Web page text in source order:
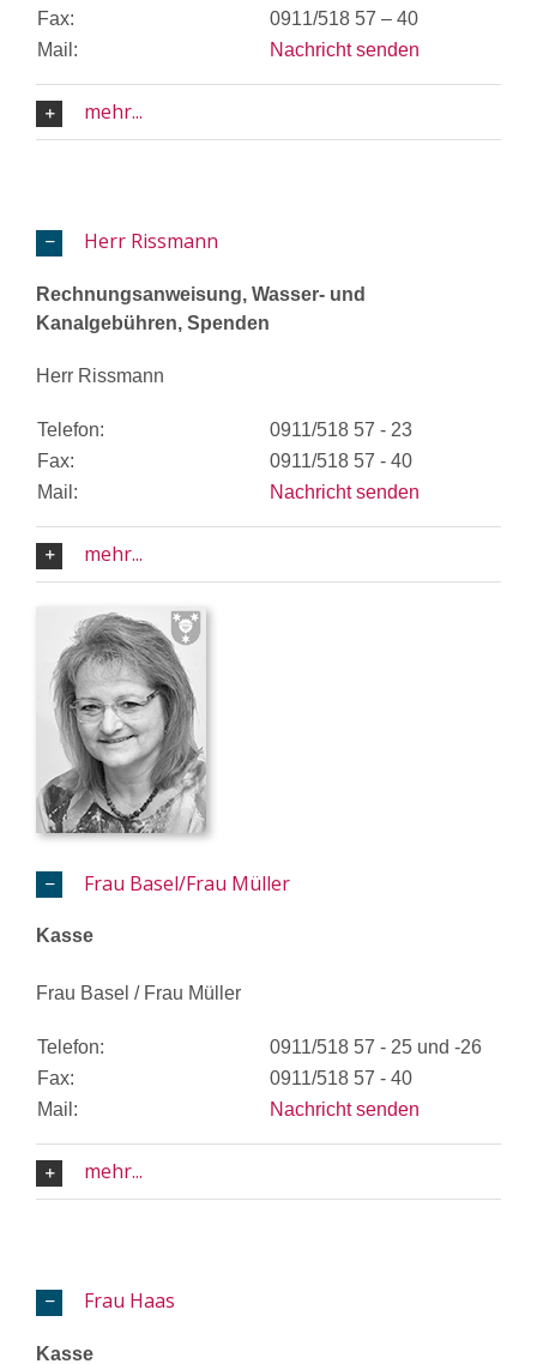
Fax:
0911/518 57 – 40
Mail:
Nachricht senden
mehr...
Herr Rissmann
Rechnungsanweisung, Wasser- und
Kanalgebühren, Spenden
Herr Rissmann
Telefon:
0911/518 57 - 23
Fax:
0911/518 57 - 40
Mail:
Nachricht senden
mehr...
Frau Basel/Frau Müller
Kasse
Frau Basel / Frau Müller
Telefon:
0911/518 57 - 25 und -26
Fax:
0911/518 57 - 40
Mail:
Nachricht senden
mehr...
Frau Haas
Kasse